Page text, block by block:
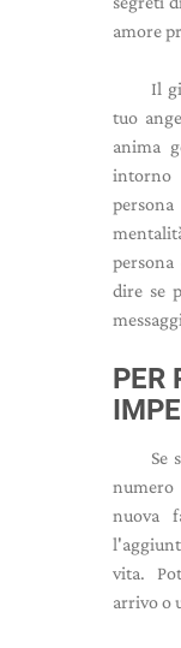
amore
Il
tuo
anima
intorno
dire se
PER
Se
numero
nuova
vita.
arrivo o